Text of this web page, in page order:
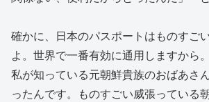
確かに、日本のパスポートはものすご
よ。世界で一番有効に通用しますから。
私が知っている元朝鮮貴族のおばあさ
ったんです。ものすごい威張っている